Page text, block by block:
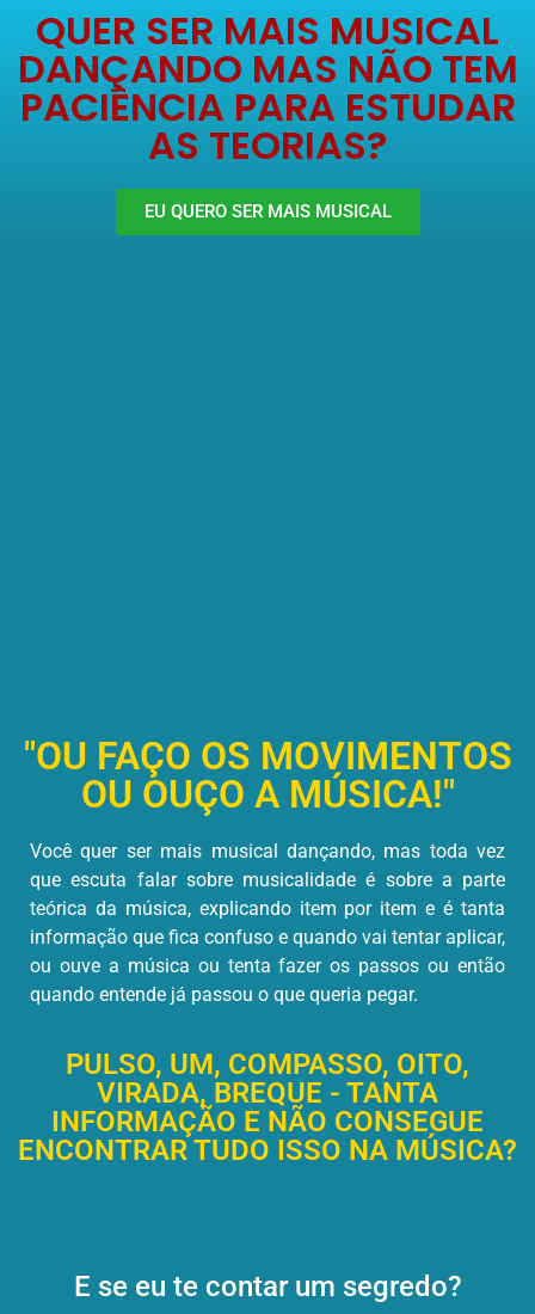
QUER SER MAIS MUSICAL
DANÇANDO MAS NÃO TEM
PACIÊNCIA PARA ESTUDAR
AS TEORIAS?
EU QUERO SER MAIS MUSICAL
"OU FAÇO OS MOVIMENTOS
OU OUÇO A MÚSICA!"
Você quer ser mais musical dançando, mas toda vez
que escuta falar sobre musicalidade é sobre a parte
teórica da música, explicando item por item e é tanta
informação que fica confuso e quando vai tentar aplicar,
ou ouve a música ou tenta fazer os passos ou então
quando entende já passou o que queria pegar.
PULSO, UM, COMPASSO, OITO,
VIRADA, BREQUE - TANTA
INFORMAÇÃO E NÃO CONSEGUE
ENCONTRAR TUDO ISSO NA MÚSICA?
E se eu te contar um segredo?